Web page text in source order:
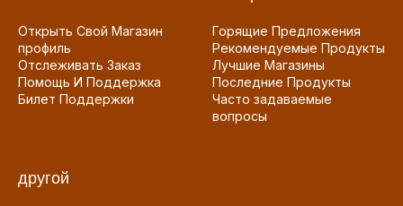
Открыть Свой Магазин
профиль
Отслеживать Заказ
Помощь И Поддержка
Билет Поддержки
Горящие Предложения
Рекомендуемые Продукты
Лучшие Магазины
Последние Продукты
Часто задаваемые
вопросы
другой